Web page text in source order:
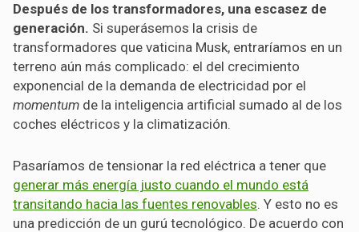
Después de los transformadores, una escasez de
generación. Si superásemos la crisis de
transformadores que vaticina Musk, entraríamos en un
terreno aún más complicado: el del crecimiento
exponencial de la demanda de electricidad por el
momentum de la inteligencia artificial sumado al de los
coches eléctricos y la climatización.
Pasaríamos de tensionar la red eléctrica a tener que
generar más energía justo cuando el mundo está
transitando hacia las fuentes renovables. Y esto no es
una predicción de un gurú tecnológico. De acuerdo con